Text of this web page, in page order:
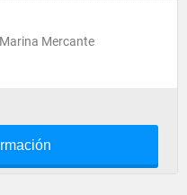
Mercante